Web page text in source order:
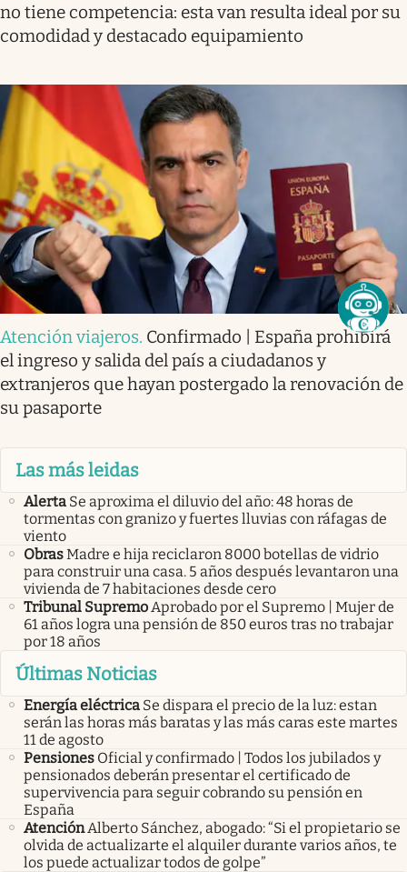
no tiene competencia: esta van resulta ideal por su
comodidad y destacado equipamiento
Atención viajeros. Confirmado | España prohibirá
el ingreso y salida del país a ciudadanos y
extranjeros que hayan postergado la renovación de
su pasaporte
Las más leidas
Alerta Se aproxima el diluvio del año: 48 horas de
tormentas con granizo y fuertes lluvias con ráfagas de
viento
ObrasMadre e hija reciclaron 8000 botellas de vidrio
para construir una casa. 5 años después levantaron una
vivienda de 7 habitaciones desde cero
Tribunal SupremoAprobado por el Supremo | Mujer de
61 años logra una pensión de 850 euros tras no trabajar
por 18 años
Últimas Noticias
Energía eléctrica Se dispara el precio de la luz: estan
serán las horas más baratas y las más caras este martes
11 de agosto
Pensiones Oficial y confirmado | Todos los jubilados y
pensionados deberán presentar el certificado de
supervivencia para seguir cobrando su pensión en
España
Atención Alberto Sánchez, abogado: “Si el propietario se
olvida de actualizarte el alquiler durante varios años, te
los puede actualizar todos de golpe”